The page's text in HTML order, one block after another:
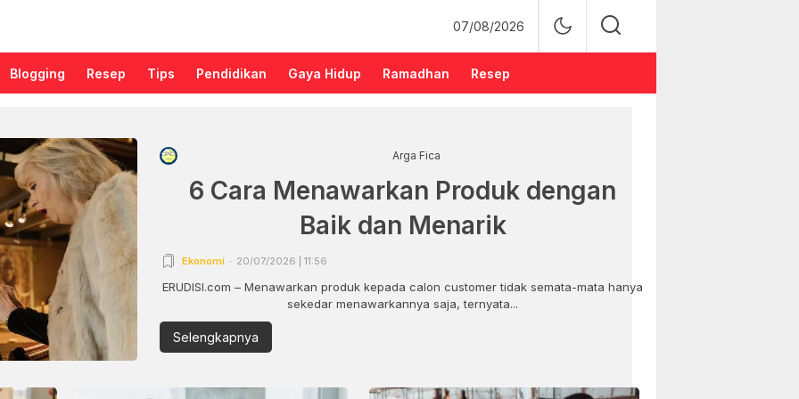
07/08/2026
Blogging Resep Tips Pendidikan Gaya Hidup Ramadhan Resep
Arga Fica
6 Cara Menawarkan Produk dengan
Baik dan Menarik
Ekonomi 20/07/2026 | 11:56
ERUDISI.com – Menawarkan produk kepada calon customer tidak semata-mata hanya
sekedar menawarkannya saja, ternyata...
Selengkapnya